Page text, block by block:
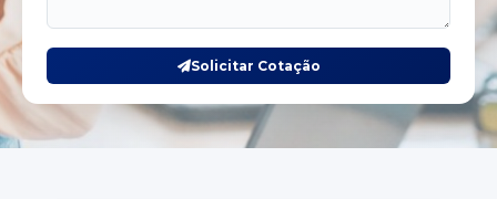
Solicitar Cotação